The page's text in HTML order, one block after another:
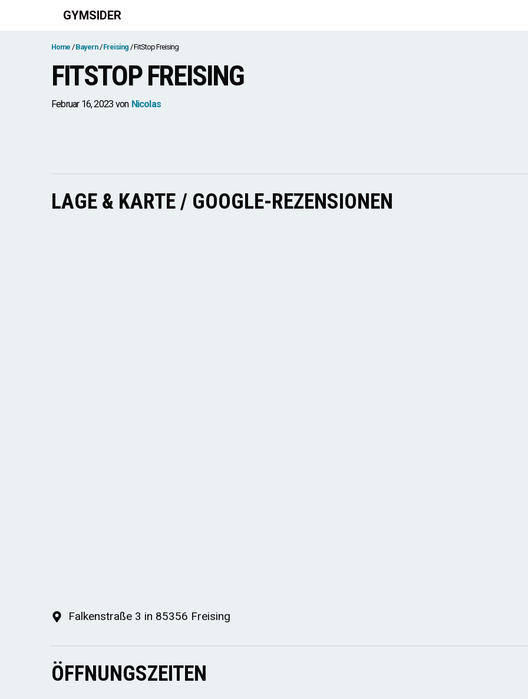
GYMSIDER
Home Bayern Freising FitStop Freising
FITSTOP FREISING
Februar 16, 2023 von Nicolas
LAGE & KARTE / GOOGLE-REZENSIONEN
Falkenstraße 3 in 85356 Freising
ÖFFNUNGSZEITEN